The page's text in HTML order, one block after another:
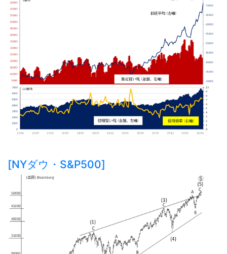
[NYダウ・S&P500]